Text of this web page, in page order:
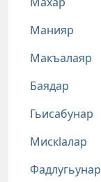
Манияр
Макъалаяр
Баядар
Гьисабунар
Мискlалар
Фадлугьунар